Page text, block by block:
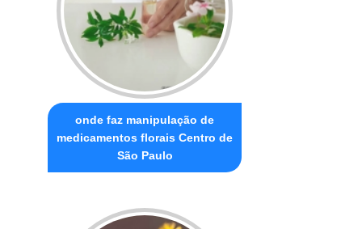
onde faz manipulação de
medicamentos florais Centro de
São Paulo